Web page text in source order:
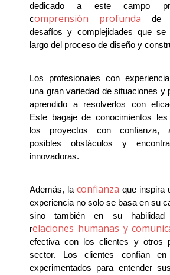
dedicado a este campo
comprensión profunda de
desafíos y complejidades que se
largo del proceso de diseño y
Los profesionales con
una gran variedad de situaciones y
aprendido a resolverlos con
Este bagaje de conocimientos
los proyectos con confianza,
posibles obstáculos y
innovadoras.
Además, la confianza que inspira
experiencia no solo se basa en su
sino también en su habilidad
relaciones humanas y
efectiva con los clientes y otros
sector. Los clientes confían en
experimentados para entender